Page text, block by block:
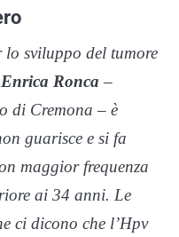
sviluppo del tumore
Enrica Ronca –
di Cremona – è
guarisce e si fa
maggior frequenza
ai 34 anni. Le
ci dicono che l’Hpv